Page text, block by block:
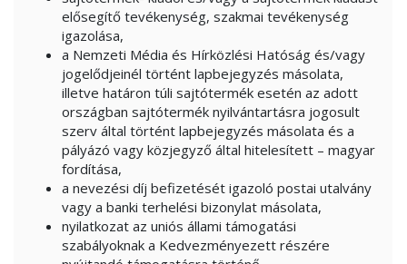
elősegítő tevékenység, szakmai tevékenység
igazolása,
a Nemzeti Média és Hírközlési Hatóság és/vagy
jogelődjeinél történt lapbejegyzés másolata,
illetve határon túli sajtótermék esetén az adott
országban sajtótermék nyilvántartásra jogosult
szerv által történt lapbejegyzés másolata és a
pályázó vagy közjegyző által hitelesített – magyar
fordítása,
a nevezési díj befizetését igazoló postai utalvány
vagy a banki terhelési bizonylat másolata,
nyilatkozat az uniós állami támogatási
szabályoknak a Kedvezményezett részére